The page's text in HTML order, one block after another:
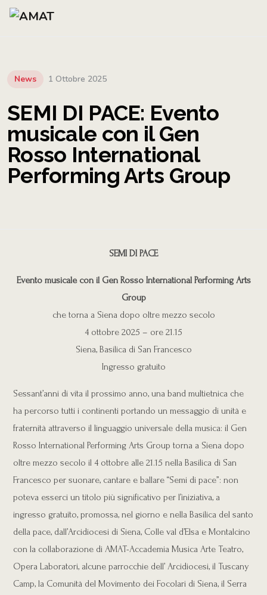
News 1 Ottobre 2025
SEMI DI PACE: Evento
musicale con il Gen
Rosso International
Performing Arts Group
SEMI DI PACE
Evento musicale con il Gen Rosso International Performing Arts
Group
che torna a Siena dopo oltre mezzo secolo
4 ottobre 2025 – ore 21.15
Siena, Basilica di San Francesco
Ingresso gratuito
Sessant’anni di vita il prossimo anno, una band multietnica che
ha percorso tutti i continenti portando un messaggio di unità e
fraternità attraverso il linguaggio universale della musica: il Gen
Rosso International Performing Arts Group torna a Siena dopo
oltre mezzo secolo il 4 ottobre alle 21.15 nella Basilica di San
Francesco per suonare, cantare e ballare “Semi di pace”: non
poteva esserci un titolo più significativo per l’iniziativa, a
ingresso gratuito, promossa, nel giorno e nella Basilica del santo
della pace, dall’Arcidiocesi di Siena, Colle val d’Elsa e Montalcino
con la collaborazione di AMAT-Accademia Musica Arte Teatro,
Opera Laboratori, alcune parrocchie dell’ Arcidiocesi, il Tuscany
Camp, la Comunità del Movimento dei Focolari di Siena, il Serra